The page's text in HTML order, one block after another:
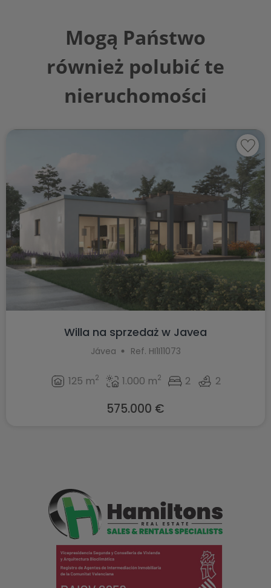
Mogą Państwo
również polubić te
nieruchomości
Willa na sprzedaż w Javea
Jávea Ref. HI1I11073
125 m2 1.000 m2 2 2
575.000 €